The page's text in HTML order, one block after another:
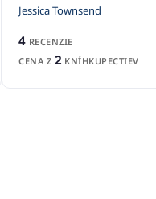
Jessica Townsend
4 RECENZIE
CENA Z 2 KNÍHKUPECTIEV